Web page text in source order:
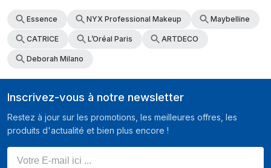
Essence NYX Professional Makeup Maybelline
CATRICE L’Oréal Paris ARTDECO
Deborah Milano
Inscrivez-vous à notre newsletter
Restez à jour sur les promotions, les meilleures offres, les
produits d'actualité et bien plus encore !